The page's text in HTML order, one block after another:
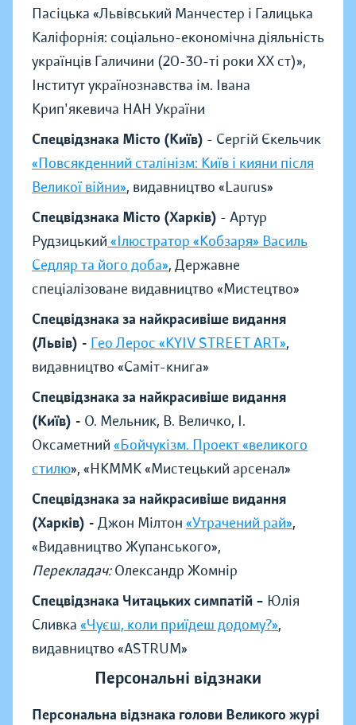
Пасіцька «Львівський Манчестер і Галицька
Каліфорнія: соціально-економічна діяльність
українців Галичини (20-30-ті роки ХХ ст)»,
Інститут українознавства ім. Івана
Крип'якевича НАН України
Спецвідзнака Місто (Київ) - Сергій Єкельчик
«Повсякденний сталінізм: Київ і кияни після
Великої війни», видавництво «Laurus»
Спецвідзнака Місто (Харків) - Артур
Рудзицький «Ілюстратор «Кобзаря» Василь
Седляр та його доба», Державне
спеціалізоване видавництво «Мистецтво»
Спецвідзнака за найкрасивіше видання
(Львів) - Гео Лерос «KYIV STREET ART»,
видавництво «Саміт-книга»
Спецвідзнака за найкрасивіше видання
(Київ) - О. Мельник, В. Величко, І.
Оксаметний «Бойчукізм. Проект «великого
стилю», «НКММК «Мистецький арсенал»
Спецвідзнака за найкрасивіше видання
(Харків) - Джон Мілтон «Утрачений рай»,
«Видавництво Жупанського»,
Перекладач:Олександр Жомнір
Спецвідзнака Читацьких симпатій – Юлія
Сливка «Чуєш, коли приїдеш додому?»,
видавництво «ASTRUM»
Персональні відзнаки
Персональна відзнака голови Великого журі